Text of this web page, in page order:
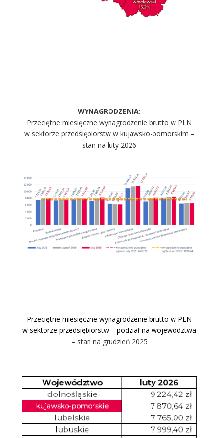
WYNAGRODZENIA:
Przeciętne miesięczne wynagrodzenie brutto w PLN
w sektorze przedsiębiorstw w kujawsko-pomorskim –
stan na luty 2026
Przeciętne miesięczne wynagrodzenie brutto w PLN
w sektorze przedsiębiorstw –podział na województwa
– stan na grudzień 2025